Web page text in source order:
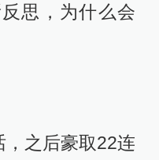
思，为什么会
，之后豪取22连